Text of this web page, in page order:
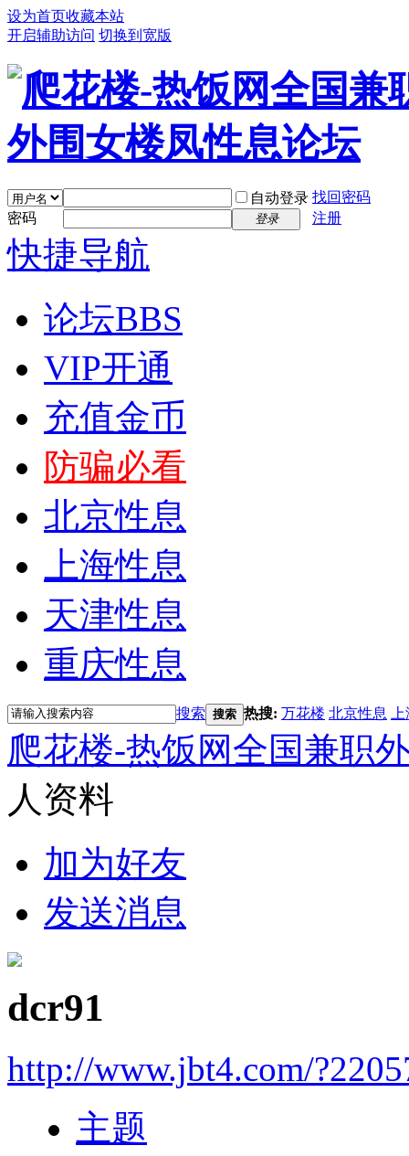
设为首页收藏本站
开启辅助访问 切换到宽版
自动登录 找回密码
密码
登录 注册
快捷导航
论坛BBS
VIP开通
充值金币
防骗必看
北京性息
上海性息
天津性息
重庆性息
搜索 搜索 热搜: 万花楼 北京性息
爬花楼-热饭网全国兼职
人资料
加为好友
发送消息
dcr91
http://www.jbt4.com/
主题